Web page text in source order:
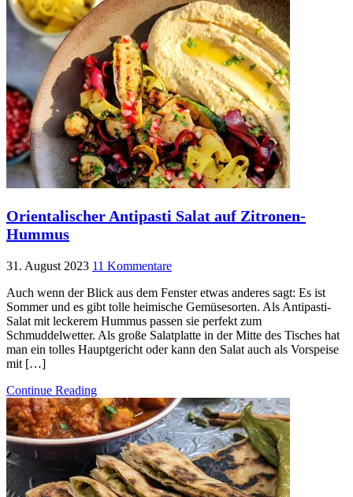
Orientalischer Antipasti Salat auf Zitronen-
Hummus
31. August 2023 11 Kommentare
Auch wenn der Blick aus dem Fenster etwas anderes sagt: Es ist
Sommer und es gibt tolle heimische Gemüsesorten. Als Antipasti-
Salat mit leckerem Hummus passen sie perfekt zum
Schmuddelwetter. Als große Salatplatte in der Mitte des Tisches hat
man ein tolles Hauptgericht oder kann den Salat auch als Vorspeise
mit […]
Continue Reading